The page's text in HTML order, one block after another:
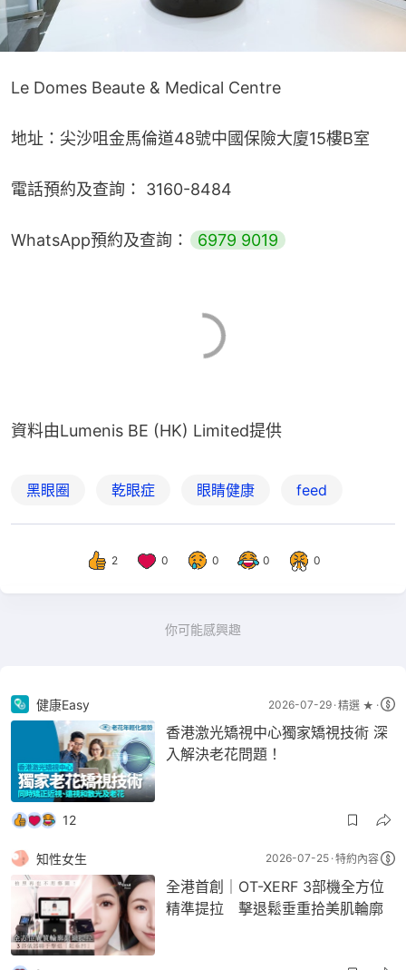
Le Domes Beaute & Medical Centre
地址：尖沙咀金馬倫道48號中國保險大廈15樓B室
電話預約及查詢： 3160-8484
WhatsApp預約及查詢： 6979 9019
資料由Lumenis BE (HK) Limited提供
黑眼圈 乾眼症 眼睛健康 feed
2 0 0 0 0
你可能感興趣
健康Easy 2026-07-29 精選 ★
香港激光矯視中心獨家矯視技術 深
入解決老花問題！
12
知性女生 2026-07-25 特約內容
全港首創｜OT-XERF 3部機全方位
精準提拉 擊退鬆垂重拾美肌輪廓